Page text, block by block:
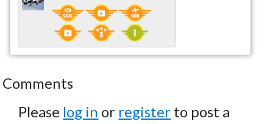
Comments
Please log in or register to post a